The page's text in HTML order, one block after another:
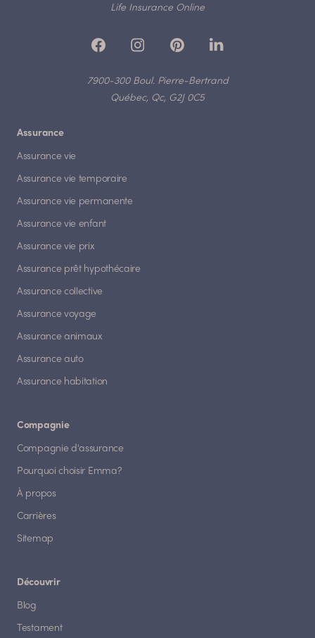
Life Insurance Online
7900-300 Boul. Pierre-Bertrand
Québec, Qc, G2J 0C5
Assurance
Assurance vie
Assurance vie temporaire
Assurance vie permanente
Assurance vie enfant
Assurance vie prix
Assurance prêt hypothécaire
Assurance collective
Assurance voyage
Assurance animaux
Assurance auto
Assurance habitation
Compagnie
Compagnie d'assurance
Pourquoi choisir Emma?
À propos
Carrières
Sitemap
Découvrir
Blog
Testament